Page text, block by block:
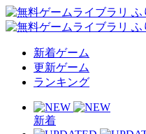
新着ゲーム
更新ゲーム
ランキング
新着